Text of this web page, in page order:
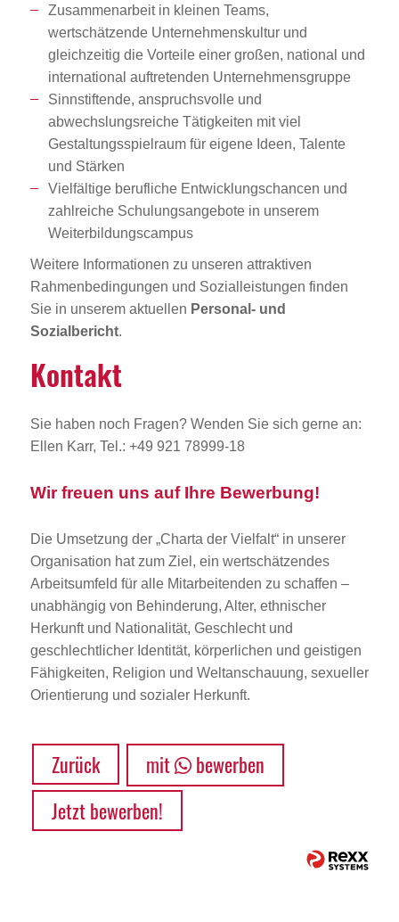
Zusammenarbeit in kleinen Teams,
wertschätzende Unternehmenskultur und
gleichzeitig die Vorteile einer großen, national und
international auftretenden Unternehmensgruppe
Sinnstiftende, anspruchsvolle und
abwechslungsreiche Tätigkeiten mit viel
Gestaltungsspielraum für eigene Ideen, Talente
und Stärken
Vielfältige berufliche Entwicklungschancen und
zahlreiche Schulungsangebote in unserem
Weiterbildungscampus
Weitere Informationen zu unseren attraktiven
Rahmenbedingungen und Sozialleistungen finden
Sie in unserem aktuellen Personal- und
Sozialbericht.
Kontakt
Sie haben noch Fragen? Wenden Sie sich gerne an:
Ellen Karr, Tel.: +49 921 78999-18
Wir freuen uns auf Ihre Bewerbung!
Die Umsetzung der „Charta der Vielfalt“ in unserer
Organisation hat zum Ziel, ein wertschätzendes
Arbeitsumfeld für alle Mitarbeitenden zu schaffen –
unabhängig von Behinderung, Alter, ethnischer
Herkunft und Nationalität, Geschlecht und
geschlechtlicher Identität, körperlichen und geistigen
Fähigkeiten, Religion und Weltanschauung, sexueller
Orientierung und sozialer Herkunft.
Zurück mit
bewerben
Jetzt bewerben!